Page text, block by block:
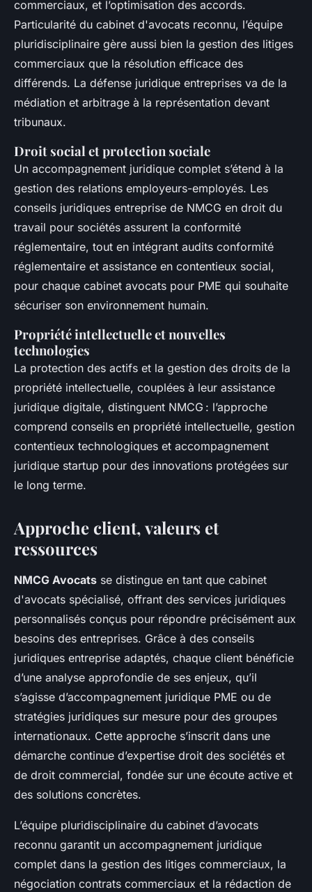
commerciaux, et l’optimisation des accords.
Particularité du cabinet d'avocats reconnu, l’équipe
pluridisciplinaire gère aussi bien la gestion des litiges
commerciaux que la résolution efficace des
différends. La défense juridique entreprises va de la
médiation et arbitrage à la représentation devant
tribunaux.
Droit social et protection sociale
Un accompagnement juridique complet s’étend à la
gestion des relations employeurs-employés. Les
conseils juridiques entreprise de NMCG en droit du
travail pour sociétés assurent la conformité
réglementaire, tout en intégrant audits conformité
réglementaire et assistance en contentieux social,
pour chaque cabinet avocats pour PME qui souhaite
sécuriser son environnement humain.
Propriété intellectuelle et nouvelles
technologies
La protection des actifs et la gestion des droits de la
propriété intellectuelle, couplées à leur assistance
juridique digitale, distinguent NMCG : l’approche
comprend conseils en propriété intellectuelle, gestion
contentieux technologiques et accompagnement
juridique startup pour des innovations protégées sur
le long terme.
Approche client, valeurs et
ressources
NMCG Avocats se distingue en tant que cabinet
d'avocats spécialisé, offrant des services juridiques
personnalisés conçus pour répondre précisément aux
besoins des entreprises. Grâce à des conseils
juridiques entreprise adaptés, chaque client bénéficie
d’une analyse approfondie de ses enjeux, qu’il
s’agisse d’accompagnement juridique PME ou de
stratégies juridiques sur mesure pour des groupes
internationaux. Cette approche s’inscrit dans une
démarche continue d’expertise droit des sociétés et
de droit commercial, fondée sur une écoute active et
des solutions concrètes.
L’équipe pluridisciplinaire du cabinet d’avocats
reconnu garantit un accompagnement juridique
complet dans la gestion des litiges commerciaux, la
négociation contrats commerciaux et la rédaction de